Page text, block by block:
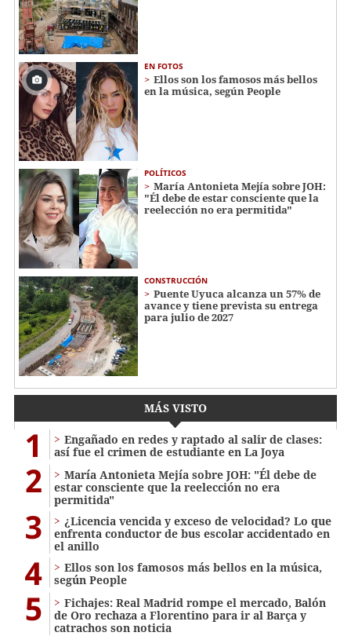
EN FOTOS
Ellos son los famosos más bellos
en la música, según People
POLÍTICOS
María Antonieta Mejía sobre JOH:
"Él debe de estar consciente que la
reelección no era permitida"
CONSTRUCCIÓN
Puente Uyuca alcanza un 57% de
avance y tiene prevista su entrega
para julio de 2027
MÁS VISTO
1
Engañado en redes y raptado al salir de clases:
así fue el crimen de estudiante en La Joya
2
María Antonieta Mejía sobre JOH: "Él debe de
estar consciente que la reelección no era
permitida"
3
¿Licencia vencida y exceso de velocidad? Lo que
enfrenta conductor de bus escolar accidentado en
el anillo
4
Ellos son los famosos más bellos en la música,
según People
5
Fichajes: Real Madrid rompe el mercado, Balón
de Oro rechaza a Florentino para ir al Barça y
catrachos son noticia